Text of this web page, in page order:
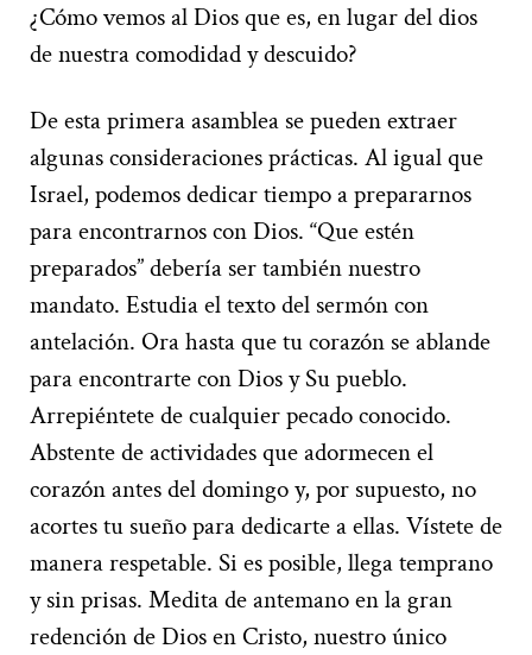
¿Cómo vemos al Dios que es, en lugar del dios
de nuestra comodidad y descuido?
De esta primera asamblea se pueden extraer
algunas consideraciones prácticas. Al igual que
Israel, podemos dedicar tiempo a prepararnos
para encontrarnos con Dios. “Que estén
preparados” debería ser también nuestro
mandato. Estudia el texto del sermón con
antelación. Ora hasta que tu corazón se ablande
para encontrarte con Dios y Su pueblo.
Arrepiéntete de cualquier pecado conocido.
Abstente de actividades que adormecen el
corazón antes del domingo y, por supuesto, no
acortes tu sueño para dedicarte a ellas. Vístete de
manera respetable. Si es posible, llega temprano
y sin prisas. Medita de antemano en la gran
redención de Dios en Cristo, nuestro único